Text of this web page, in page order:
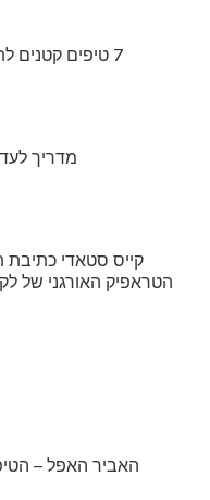
7 טיפים קטנים
מדריך
קייס סטאדי כתיבת
האביר האפל –